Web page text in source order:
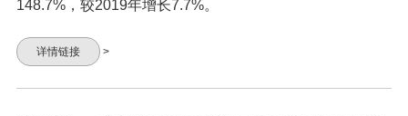
148.7%，较2019年增长7.7%。
详情链接 >